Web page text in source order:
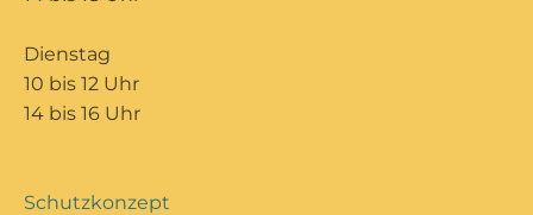
Dienstag
10 bis 12 Uhr
14 bis 16 Uhr
Schutzkonzept